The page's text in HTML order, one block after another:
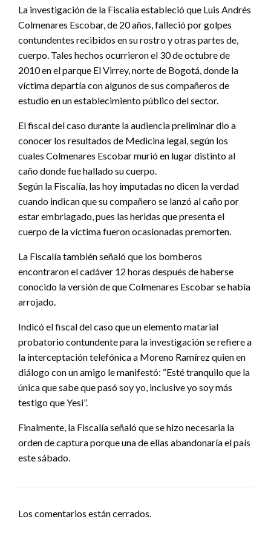
La investigación de la Fiscalía estableció que Luis Andrés
Colmenares Escobar, de 20 años, falleció por golpes
contundentes recibidos en su rostro y otras partes de,
cuerpo. Tales hechos ocurrieron el 30 de octubre de
2010 en el parque El Virrey, norte de Bogotá, donde la
víctima departía con algunos de sus compañeros de
estudio en un establecimiento público del sector.
El fiscal del caso durante la audiencia preliminar dio a
conocer los resultados de Medicina legal, según los
cuales Colmenares Escobar murió en lugar distinto al
caño donde fue hallado su cuerpo.
Según la Fiscalía, las hoy imputadas no dicen la verdad
cuando indican que su compañero se lanzó al caño por
estar embriagado, pues las heridas que presenta el
cuerpo de la víctima fueron ocasionadas premorten.
La Fiscalía también señaló que los bomberos
encontraron el cadáver 12 horas después de haberse
conocido la versión de que Colmenares Escobar se había
arrojado.
Indicó el fiscal del caso que un elemento matarial
probatorio contundente para la investigación se refiere a
la interceptación telefónica a Moreno Ramírez quien en
diálogo con un amigo le manifestó: “Esté tranquilo que la
única que sabe que pasó soy yo, inclusive yo soy más
testigo que Yesi”.
Finalmente, la Fiscalía señaló que se hizo necesaria la
orden de captura porque una de ellas abandonaría el país
este sábado.
Los comentarios están cerrados.